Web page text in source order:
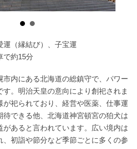
運（縁結び）、子宝運
で約15分
市内にある北海道の総鎮守で、パワー
す。明治天皇の意向により創祀されま
が祀られており、経営や医薬、仕事運
待できる他、北海道神宮頓宮の狛犬は
があると言われています。広い境内は
、初詣や節分など季節ごとに多くの参